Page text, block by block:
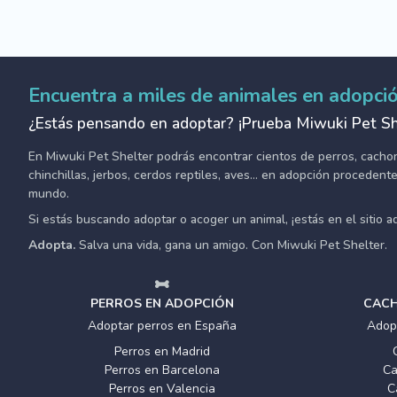
Encuentra a miles de animales en
¿Estás pensando en adoptar? ¡Prueba Miwuki Pet
En Miwuki Pet Shelter podrás encontrar cientos de perros,
chinchillas, jerbos, cerdos reptiles, aves... en adopción
mundo.
Si estás buscando adoptar o acoger un animal, ¡estás en el sitio
Adopta. Salva una vida, gana un amigo. Con Miwuki Pet Shelter.
PERROS EN ADOPCIÓN
Adoptar perros en España
Perros en Madrid
Perros en Barcelona
Perros en Valencia